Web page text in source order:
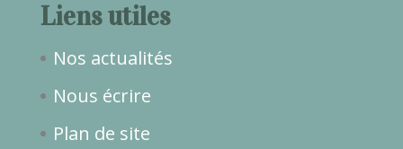
Liens utiles
Nos actualités
Nous écrire
Plan de site